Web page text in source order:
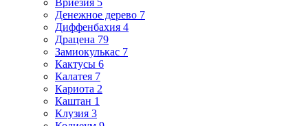
Вриезия 5
Денежное дерево 7
Диффенбахия 4
Драцена 79
Замиокулькас 7
Кактусы 6
Калатея 7
Кариота 2
Каштан 1
Клузия 3